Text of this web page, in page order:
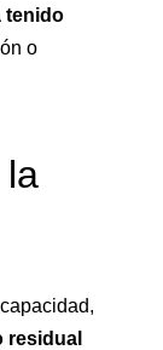
tenido
o
residual